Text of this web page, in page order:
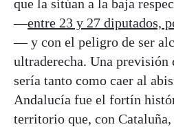
que la sitúan a la baja
—entre 23 y 27 diputados,
— y con el peligro de ser
ultraderecha. Una previsión
sería tanto como caer al
Andalucía fue el fortín
territorio que, con